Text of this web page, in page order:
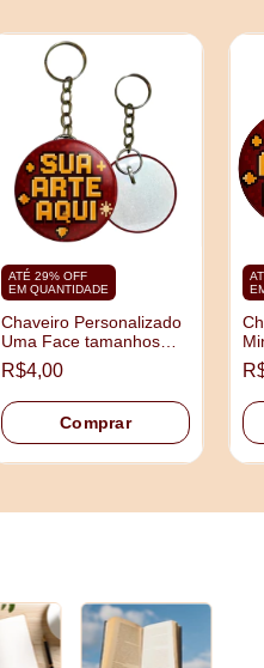
ATÉ 29% OFF
EM QUANTIDADE
Chaveiro Personalizado
Uma Face tamanhos
3,5cm e 4,5cm
R$4,00
Comprar